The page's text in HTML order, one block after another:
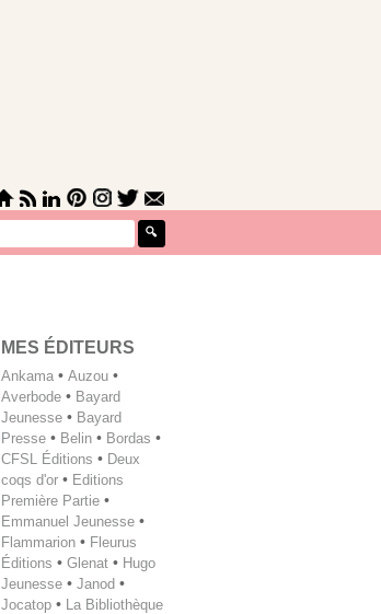
MES ÉDITEURS
Ankama • Auzou •
Averbode • Bayard
Jeunesse • Bayard
Presse • Belin • Bordas •
CFSL Éditions • Deux
coqs d'or • Editions
Première Partie •
Emmanuel Jeunesse •
Flammarion • Fleurus
Éditions • Glenat • Hugo
Jeunesse • Janod •
Jocatop • La Bibliothèque